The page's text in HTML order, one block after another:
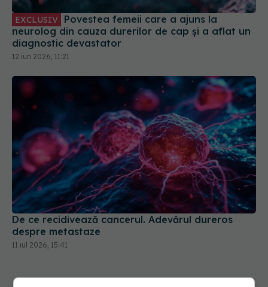
EXCLUSIV
neurolog din cauza durerilor de cap și a aflat un
diagnostic devastator
12 iun 2026, 11:21
De ce recidivează cancerul. Adevărul dureros
despre metastaze
11 iul 2026, 15:41